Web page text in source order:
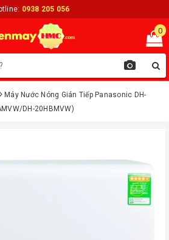
0938 205 056
0
Máy Nước Nóng Gián Tiếp Panasonic DH-
DH-20HBMVW)